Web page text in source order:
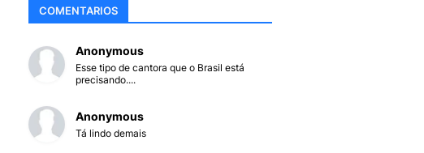
COMENTARIOS
Anonymous
Esse tipo de cantora que o Brasil está
precisando....
Anonymous
Tá lindo demais